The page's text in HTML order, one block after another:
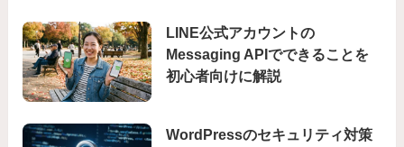
LINE公式アカウントの
Messaging APIでできることを
初心者向けに解説
WordPressのセキュリティ対策